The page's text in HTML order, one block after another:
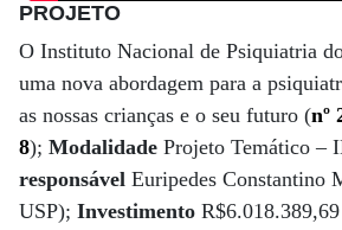
PROJETO
O Instituto Nacional de Psiquiatria
uma nova abordagem para a
as nossas crianças e o seu futuro (nº
8); Modalidade Projeto Temático –
responsável Euripedes Constantino
USP); Investimento